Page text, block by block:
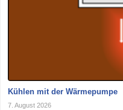
Kühlen mit der Wärmepumpe
7. August 2026